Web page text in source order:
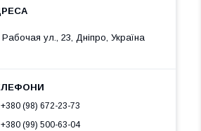
Рабочая ул., 23, Дніпро, Україна
+380 (98) 672-23-73
+380 (99) 500-63-04